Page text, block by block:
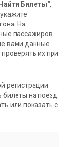
Билеты",
На
пассажиров.
вами данные
их при
регистрации
билеты на поезд.
или показать с